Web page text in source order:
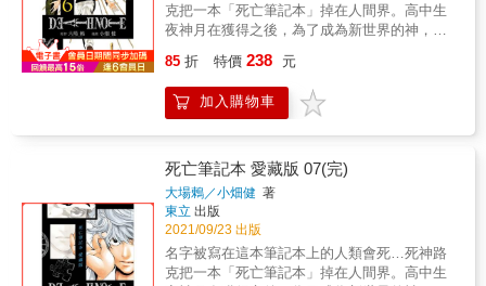
克把一本「死亡筆記本」掉在人間界。高中生
夜神月在獲得之後，為了成為新世界的神，他
恐怖存在。另一方面，因為犯罪者接二連三神
秘死亡，名偵探Ｌ展開調查。月與Ｌ…兩人壯
烈的對戰自此開幕。
85 折 特價 238 元
加入購物車
死亡筆記本 愛藏版 07(完)
大場鶇／小畑健 著
東立 出版
2021/09/23 出版
名字被寫在這本筆記本上的人類會死…死神路
克把一本「死亡筆記本」掉在人間界。高中生